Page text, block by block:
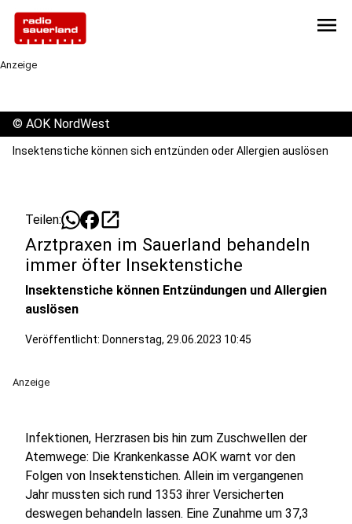
menu
Anzeige
© AOK NordWest
Insektenstiche können sich entzünden oder Allergien auslösen
Teilen: open_in_new
Arztpraxen im Sauerland behandeln
immer öfter Insektenstiche
Insektenstiche können Entzündungen und Allergien
auslösen
Veröffentlicht: Donnerstag, 29.06.2023 10:45
Anzeige
Infektionen, Herzrasen bis hin zum Zuschwellen der
Atemwege: Die Krankenkasse AOK warnt vor den
Folgen von Insektenstichen. Allein im vergangenen
Jahr mussten sich rund 1353 ihrer Versicherten
deswegen behandeln lassen. Eine Zunahme um 37,3